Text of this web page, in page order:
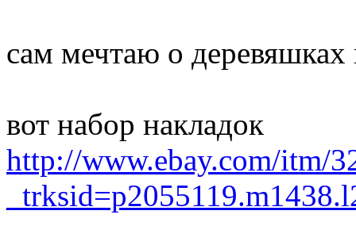
сам мечтаю о
вот набор накладок
http://www.ebay.com/itm/